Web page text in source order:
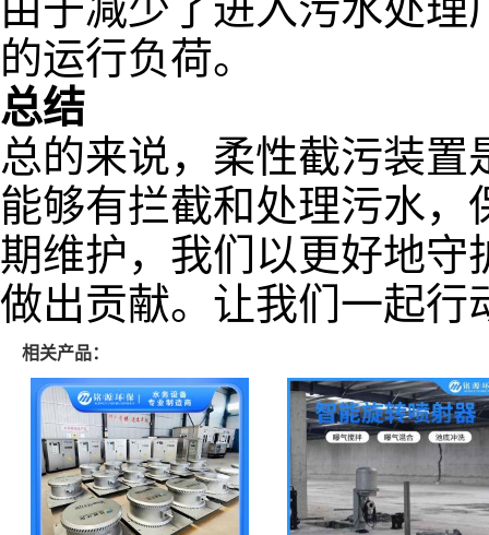
的运行负荷。
总结
总的来说，柔性截污装
能够有拦截和处理污水
期维护，我们以更好地守
做出贡献。让我们一起
相关产品：